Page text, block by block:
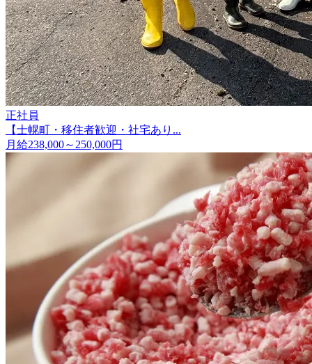
正社員
【士幌町・移住者歓迎・社宅あり...
月給238,000～250,000円